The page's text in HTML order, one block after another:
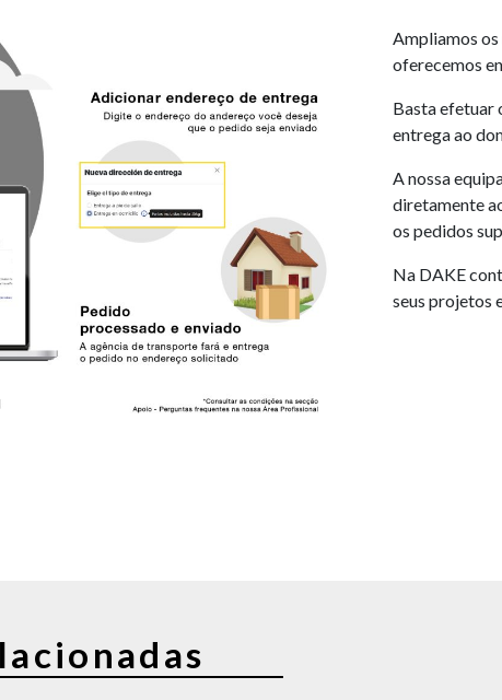
Ampliamos os
oferecemos
Basta efetuar
entrega ao
A nossa
diretamente
os pedidos
Na DAKE
seus projetos